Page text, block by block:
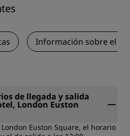
Información sobre el
de llegada y salida
London Euston
Euston Square, el horario